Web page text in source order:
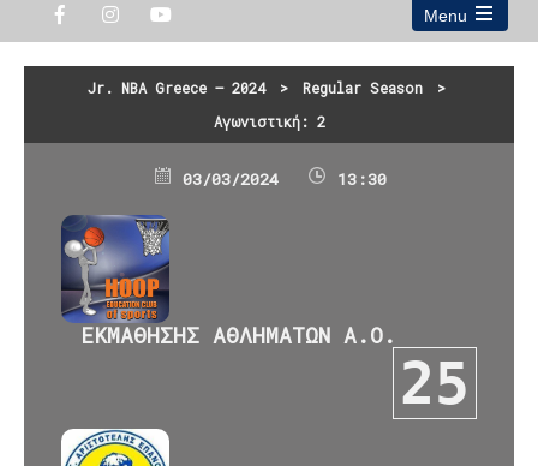
Menu
Open
main
Jr. NBA Greece – 2024 > Regular Season
>
Αγωνιστική: 2
03/03/2024 13:30
ΕΚΜΑΘΗΣΗΣ ΑΘΛΗΜΑΤΩΝ Α.Ο.
25